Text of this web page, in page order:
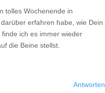
tolles Wochenende in
erfahren habe, wie Dein
ich es immer wieder
die Beine stellst.
Antworten